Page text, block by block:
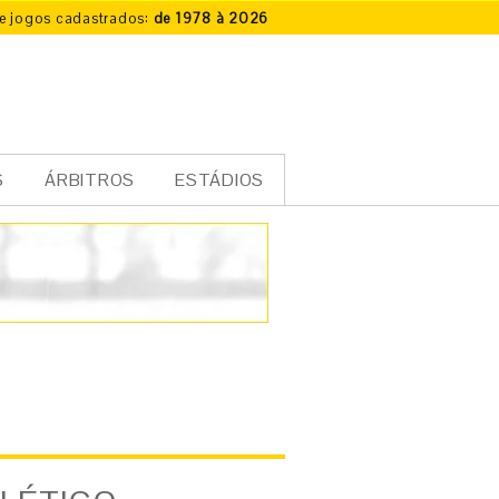
jogos cadastrados: de 1978 à 2026
ÁRBITROS ESTÁDIOS